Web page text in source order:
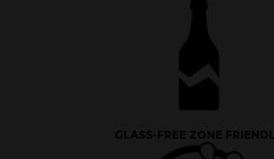
GLASS-FREE ZONE